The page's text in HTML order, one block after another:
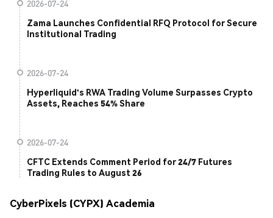
2026-07-24
Zama Launches Confidential RFQ Protocol for Secure
Institutional Trading
2026-07-24
Hyperliquid's RWA Trading Volume Surpasses Crypto
Assets, Reaches 54% Share
2026-07-24
CFTC Extends Comment Period for 24/7 Futures
Trading Rules to August 26
CyberPixels (CYPX) Academia